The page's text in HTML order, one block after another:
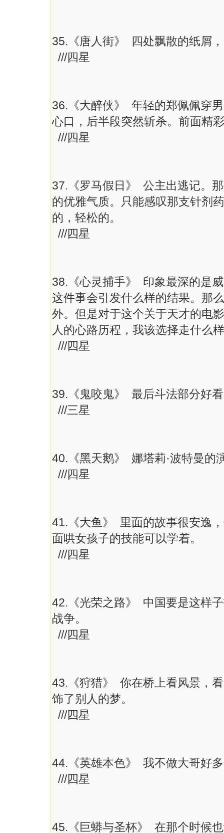
35.《唐人街》 四处飘散的纸屑
///四星
36.《大醉侠》 年轻的郑佩佩穿
心口，后半段突然斩杀。前面精
///四星
37.《罗马假日》 公主出逃记。
的优雅气质。只能感叹那支针剂
的，轻松的。
///四星
38.《心灵捕手》 印象最深的是
这件事会引发什么样的结果。那
外。但是对于这个关于天才的电
人的心路历程，我该选择走什么
///四星
39.《鬼咬鬼》 最后斗法部分好
///三星
40.《黑天鹅》 娜塔莉·波特曼的
///四星
41.《大鱼》 里面的故事很安逸
面哄女孩子的技能可以学着。
///四星
42.《光荣之路》 中国要是这样
战争。
///四星
43.《狩猎》 你在桥上看风景，
饰了别人的梦。
///四星
44.《英雄本色》 我不做大哥好
///四星
45.《巨蟒与圣杯》 在那个时候